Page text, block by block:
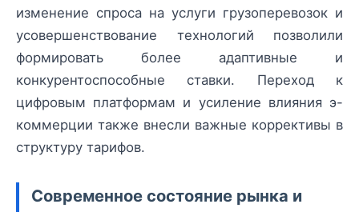
изменение спроса на услуги грузоперевозок и
усовершенствование технологий позволили
формировать более адаптивные и
конкурентоспособные ставки. Переход к
цифровым платформам и усиление влияния э-
коммерции также внесли важные коррективы в
структуру тарифов.
Современное состояние рынка и